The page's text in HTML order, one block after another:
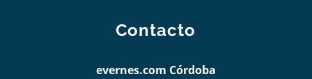
Contacto
evernes.com Córdoba